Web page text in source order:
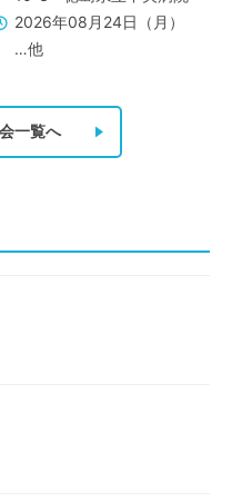
2026年08月24日（月）
…他
一覧へ